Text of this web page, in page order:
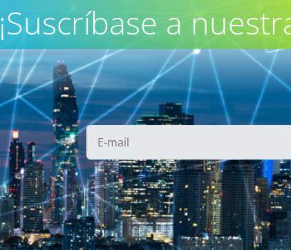
¡Suscríbase a